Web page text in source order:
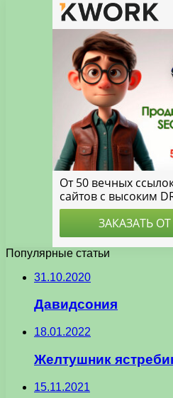
Популярные статьи
31.10.2020
Давидсония
18.01.2022
Желтушник
15.11.2021